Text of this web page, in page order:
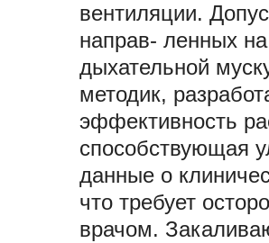
вентиляции.
направ- ленных
дыхательной
методик,
эффективность
способствующая
данные о
что требует
врачом.